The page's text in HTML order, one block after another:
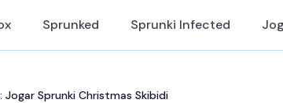
Sprunked Sprunki Infected
Sprunki Christmas Skibidi